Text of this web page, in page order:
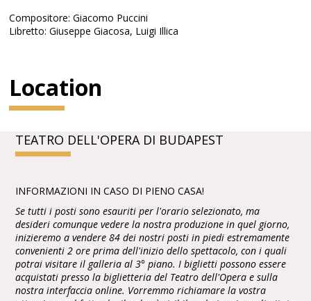
Compositore: Giacomo Puccini
Libretto: Giuseppe Giacosa, Luigi Illica
Location
TEATRO DELL'OPERA DI BUDAPEST
INFORMAZIONI IN CASO DI PIENO CASA!
Se tutti i posti sono esauriti per l'orario selezionato, ma
desideri comunque vedere la nostra produzione in quel giorno,
inizieremo a vendere 84 dei nostri posti in piedi estremamente
convenienti 2 ore prima dell'inizio dello spettacolo, con i quali
potrai visitare il galleria al 3° piano. I biglietti possono essere
acquistati presso la biglietteria del Teatro dell'Opera e sulla
nostra interfaccia online. Vorremmo richiamare la vostra